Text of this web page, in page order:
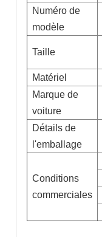
Numéro de
modèle
Taille
Matériel
Marque de
voiture
Détails de
l'emballage
Conditions
commerciales